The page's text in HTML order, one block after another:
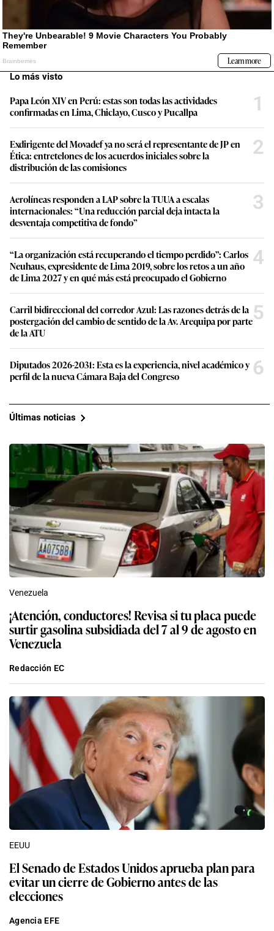
Lo más visto
Papa León XIV en Perú: estas son todas las actividades
confirmadas en Lima, Chiclayo, Cusco y Pucallpa
1
Exdirigente del Movadef ya no será el representante de JP en
Ética: entretelones de los acuerdos iniciales sobre la
distribución de las comisiones
2
Aerolíneas responden a LAP sobre la TUUA a escalas
internacionales: “Una reducción parcial deja intacta la
desventaja competitiva de fondo”
3
“La organización está recuperando el tiempo perdido”: Carlos
Neuhaus, expresidente de Lima 2019, sobre los retos a un año
de Lima 2027 y en qué más está preocupado el Gobierno
4
Carril bidireccional del corredor Azul: Las razones detrás de la
postergación del cambio de sentido de la Av. Arequipa por parte
de la ATU
5
Diputados 2026-2031: Esta es la experiencia, nivel académico y
perfil de la nueva Cámara Baja del Congreso
6
Últimas noticias
Venezuela
¡Atención, conductores! Revisa si tu placa puede
surtir gasolina subsidiada del 7 al 9 de agosto en
Venezuela
Redacción EC
EEUU
El Senado de Estados Unidos aprueba plan para
evitar un cierre de Gobierno antes de las
elecciones
Agencia EFE